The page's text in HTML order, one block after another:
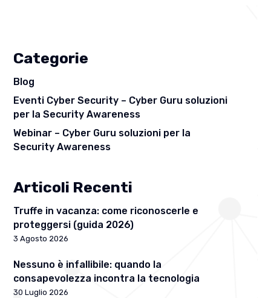
Categorie
Blog
Eventi Cyber Security – Cyber Guru soluzioni
per la Security Awareness
Webinar – Cyber Guru soluzioni per la
Security Awareness
Articoli Recenti
Truffe in vacanza: come riconoscerle e
proteggersi (guida 2026)
3 Agosto 2026
Nessuno è infallibile: quando la
consapevolezza incontra la tecnologia
30 Luglio 2026